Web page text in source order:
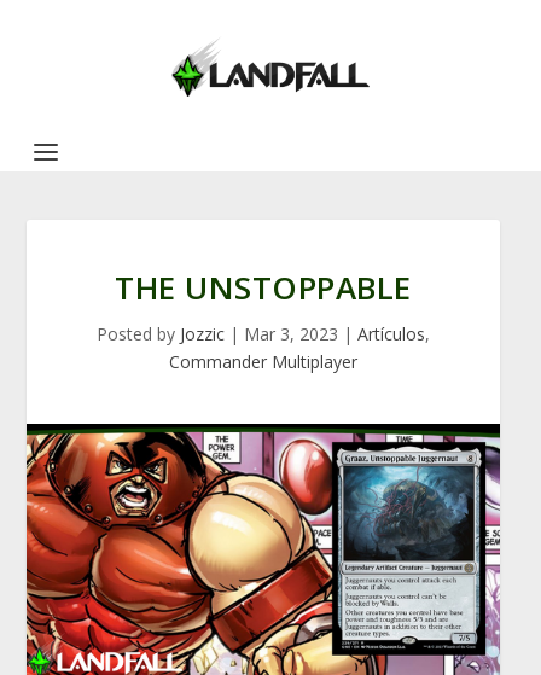
THE UNSTOPPABLE
Posted by Jozzic | Mar 3, 2023 | Artículos,
Commander Multiplayer